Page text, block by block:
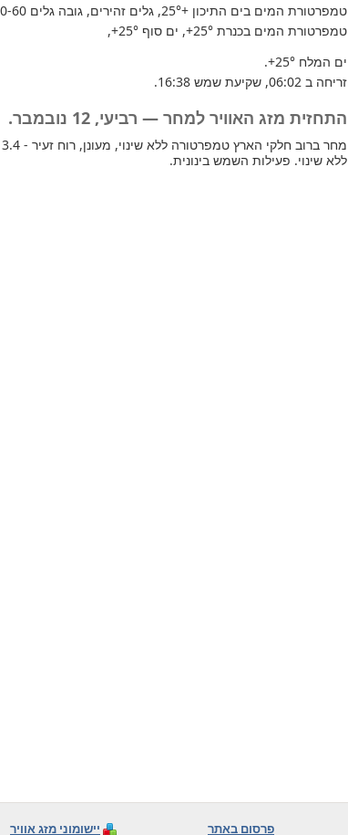
טמפרטורת המים בים התיכון +25°
, גלים זהירים, גובה גלים 30-60 ס"מ
טמפרטורת המים בכנרת +25°, ים סוף +25°
,
ים המלח +25°
.
זריחה ב 06:02, שקיעת שמש 16:38.
התחזית מזג האוויר למחר — רביעי, 12 נובמבר.
ללא שינוי. פעילות השמש בינונית.
פרסום באתר יישומוני מזג אוויר